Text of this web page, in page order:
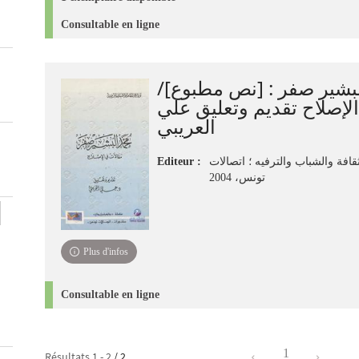
Consultable en ligne
صفر : [نص مطبوع]/
تقديم وتعليق علي
العريبي
Editeur :
والشباب والترفيه ؛ اتصالات
تونس، 2004
Plus d'infos
Consultable en ligne
1